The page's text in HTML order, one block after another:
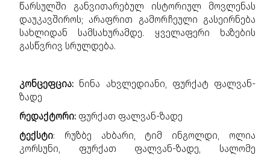
წარსულში განვითარებულ ისტორიულ მოვლენას
დაუკავშიროს; არაფრით გამორჩეული გასეირნება
სახლიდან სამსახურამდე. ყველაფერი ხაზების
გასწვრივ სრულდება.
კონცეფცია: ნინა ახვლედიანი, ფურქატ ფალვან-
ზადე
რედაქტორი: ფურქათ ფალვან-ზადე
ტექსტი: რუზბე ახბარი, ტიმ ინგოლდი, ოლია
კორსუნი, ფურქათ ფალვან-ზადე, სალომე